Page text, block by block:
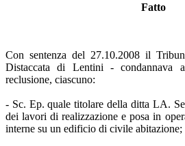
Fatto
Con sentenza del 27.10.2008 il
Distaccata di Lentini - condannava
reclusione, ciascuno:
- Sc. Ep. quale titolare della ditta LA.
dei lavori di realizzazione e posa in
interne su un edificio di civile abitazione;